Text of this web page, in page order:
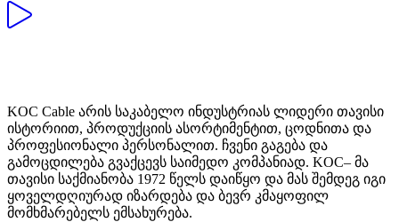
KOC Cable არის საკაბელო ინდუსტრიას ლიდერი თავისი
ისტორიით, პროდუქციის ასორტიმენტით, ცოდნითა და
პროფესიონალი პერსონალით. ჩვენი გაგება და
გამოცდილება გვაქცევს საიმედო კომპანიად. KOC– მა
თავისი საქმიანობა 1972 წელს დაიწყო და მას შემდეგ იგი
ყოველდღიურად იზარდება და ბევრ კმაყოფილ
მომხმარებელს ემსახურება.